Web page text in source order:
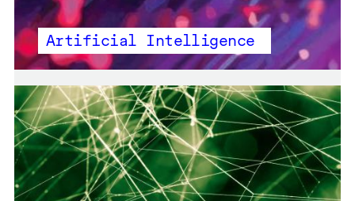
Artificial Intelligence